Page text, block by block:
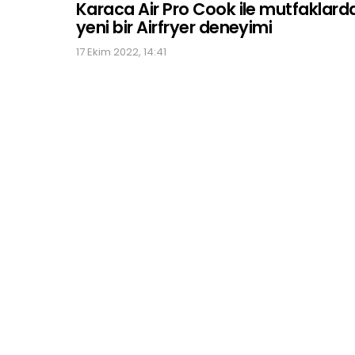
Karaca Air Pro Cook ile
yeni bir Airfryer deneyimi
17 Ekim 2022, 14:41